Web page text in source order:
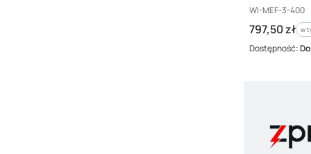
Kod producenta
WI-MEF-3-400
Cena brutto
797,50 zł w
w
Dostępność: